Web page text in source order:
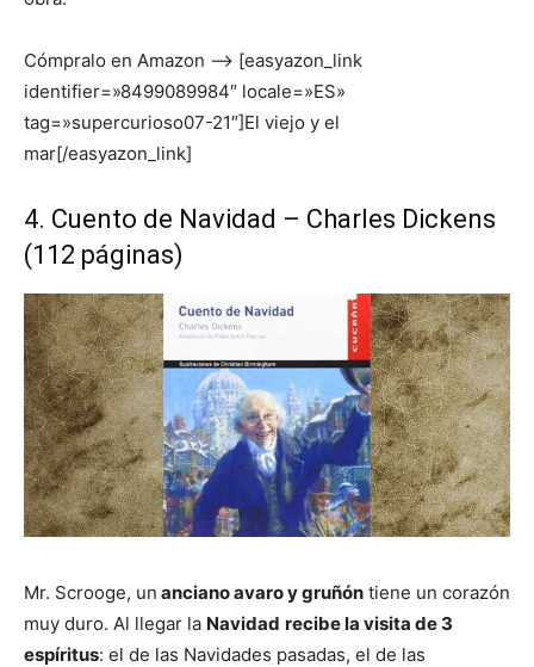
Cómpralo en Amazon –> [easyazon_link
identifier=»8499089984″ locale=»ES»
tag=»supercurioso07-21″]El viejo y el
mar[/easyazon_link]
4. Cuento de Navidad – Charles Dickens
(112 páginas)
Mr. Scrooge, un anciano avaro y gruñón tiene un corazón
muy duro. Al llegar la Navidad recibe la visita de 3
espíritus: el de las Navidades pasadas, el de las